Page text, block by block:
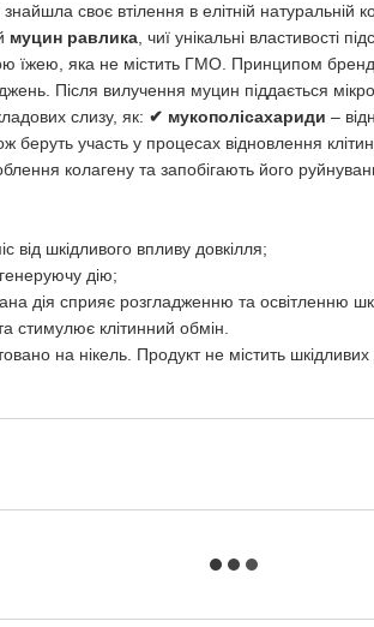
своє втілення в елітній натуральній
муцин равлика, чиї унікальні властивості
їжею, яка не містить ГМО. Принципом
Після вилучення муцин піддається
слизу, як: ✔ мукополісахариди –
беруть участь у процесах відновлення
колагену та запобігають його
від шкідливого впливу довкілля;
дію;
дія сприяє розгладженню та освітленню
стимулює клітинний обмін.
на нікель. Продукт не містить